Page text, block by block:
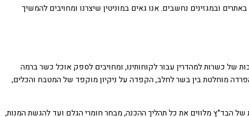
ובמגזינים נחשבים. אנו גאים במוניטין שיצרנו ומחויבים להמשיך
של כשרות למהדרין עבור לקוחותינו, ומחויבים לספק אוכל כשר ברמה
מוחלטת בין בשר לחלב, הקפדה על ניקיון מוקפד של המטבח והכלים,
הבד"ץ מלווים את כל תהליך ההכנה, מבחר חומרי הגלם ועד להגשת המנות,